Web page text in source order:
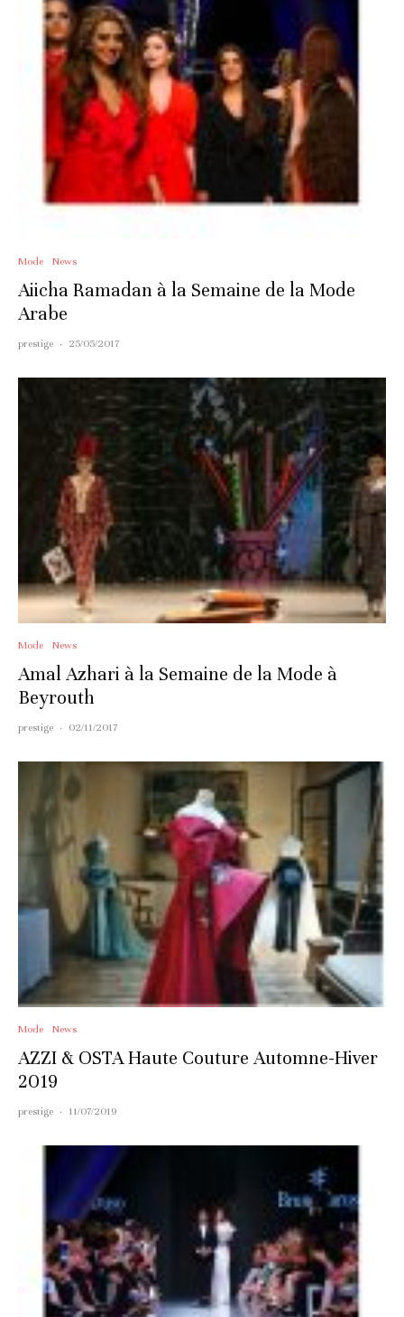
Mode News
Aiicha Ramadan à la Semaine de la Mode
Arabe
prestige · 25/05/2017
Mode News
Amal Azhari à la Semaine de la Mode à
Beyrouth
prestige · 02/11/2017
Mode News
AZZI & OSTA Haute Couture Automne-Hiver
2019
prestige · 11/07/2019